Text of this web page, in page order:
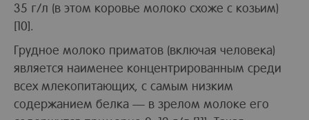
35 г/л (в этом коровье молоко схоже с козьим)
[10].
Грудное молоко приматов (включая человека)
является наименее концентрированным среди
всех млекопитающих, с самым низким
содержанием белка — в зрелом молоке его